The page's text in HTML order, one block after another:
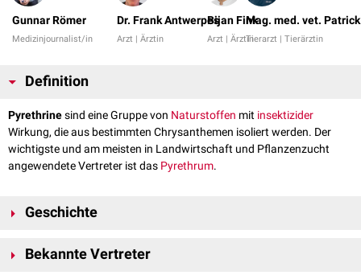
Gunnar Römer
Medizinjournalist/in
Dr. Frank Antwerpes
Arzt | Ärztin
Bijan Fink
Arzt | Ärztin
Mag. med. vet.
Tierarzt | Tierärztin
Definition
Pyrethrinesind eine Gruppe von Naturstoffen mit insektizider
Wirkung, die aus bestimmten Chrysanthemen isoliert werden. Der
wichtigste und am meisten in Landwirtschaft und Pflanzenzucht
angewendete Vertreter ist das Pyrethrum.
Geschichte
zurück. Während der Zeit des Ersten Weltkrieges extrahierten
Bekannte Vertreter